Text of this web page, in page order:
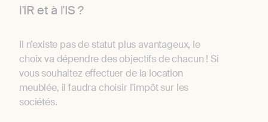
l'IR et à l'IS ?
Il n’existe pas de statut plus avantageux, le
choix va dépendre des objectifs de chacun ! Si
vous souhaitez effectuer de la location
meublée, il faudra choisir l'impôt sur les
sociétés.